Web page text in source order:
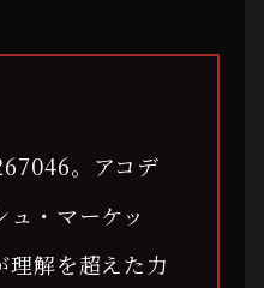
。アコデ
・マーケッ
理解を超えた力